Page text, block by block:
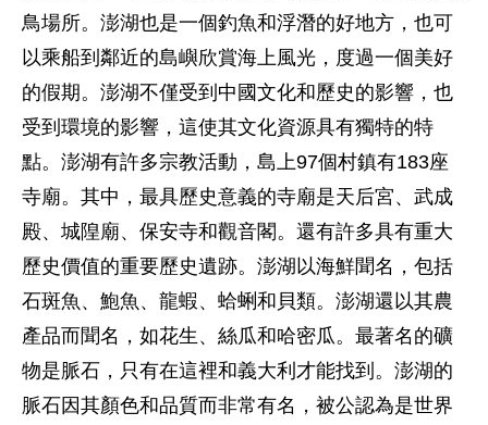
鳥場所。澎湖也是一個釣魚和浮潛的好地方，也可
以乘船到鄰近的島嶼欣賞海上風光，度過一個美好
的假期。澎湖不僅受到中國文化和歷史的影響，也
受到環境的影響，這使其文化資源具有獨特的特
點。澎湖有許多宗教活動，島上97個村鎮有183座
寺廟。其中，最具歷史意義的寺廟是天后宮、武成
殿、城隍廟、保安寺和觀音閣。還有許多具有重大
歷史價值的重要歷史遺跡。澎湖以海鮮聞名，包括
石斑魚、鮑魚、龍蝦、蛤蜊和貝類。澎湖還以其農
產品而聞名，如花生、絲瓜和哈密瓜。最著名的礦
物是脈石，只有在這裡和義大利才能找到。澎湖的
脈石因其顏色和品質而非常有名，被公認為是世界